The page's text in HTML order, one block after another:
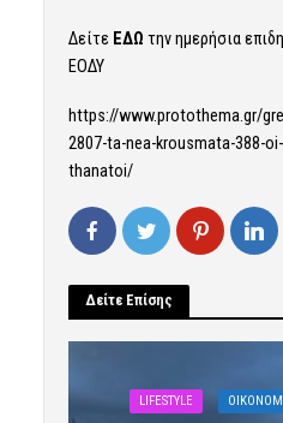
Δείτε ΕΔΩ την ημερήσια
ΕΟΔΥ
https://www.protothema.gr/
2807-ta-nea-krousmata-388-
thanatoi/
Δείτε Επίσης
LIFESTYLE